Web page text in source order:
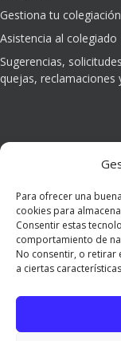
Para ofrecer una
cookies para
Consentir estas
comportamiento de
No consentir, o retirar
a ciertas
Gestiona tu colegiación
Asistencia al colegiado
Sugerencias,
quejas, reclamaciones